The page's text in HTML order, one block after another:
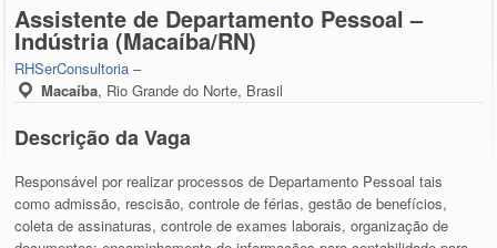
Assistente de Departamento Pessoal –
Indústria (Macaíba/RN)
RHSerConsultoria –
Macaíba, Rio Grande do Norte, Brasil
Descrição da Vaga
Responsável por realizar processos de Departamento Pessoal tais
como admissão, rescisão, controle de férias, gestão de benefícios,
coleta de assinaturas, controle de exames laborais, organização de